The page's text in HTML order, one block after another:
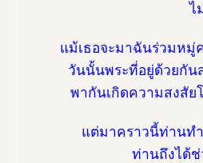
ไ
แม้เธอจะมาฉันร่วมหมู่
วันนั้นพระที่อยู่ด้วยกัน
พากันเกิดความสงสัย
แต่มาคราวนี้ท่านท
ท่านถึงได้